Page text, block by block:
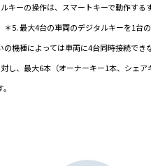
キーの操作は、スマートキーで動作する
5. 最大4台の車両のデジタルキーを1台
機種によっては車両に4台同時接続でき
し、最大6本（オーナーキー1本、シェア